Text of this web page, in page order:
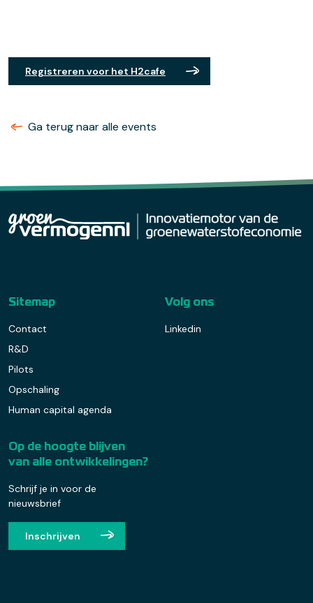
Registreren voor het H2cafe
Ga terug naar alle events
Sitemap
Contact
R&D
Pilots
Opschaling
Human capital agenda
Volg ons
Linkedin
Op de hoogte blijven
van alle ontwikkelingen?
Schrijf je in voor de
nieuwsbrief
Inschrijven